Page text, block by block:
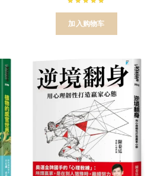
加入购物车